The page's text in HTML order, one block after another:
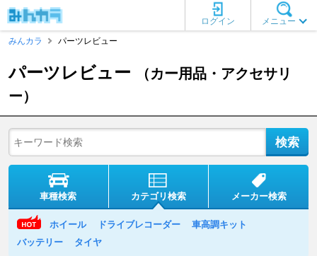
メニュー
ログイン
みんカラ
パーツレビュー
パーツレビュー
（カー用品・アクセサリ
ー）
車種検索 カテゴリ検索 メーカー検索
ホイール ドライブレコーダー
車高調キット
バッテリー
タイヤ